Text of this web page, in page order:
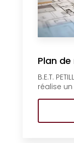
Plan
B.E.T.
réalise